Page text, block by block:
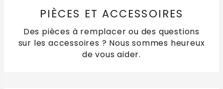
PIÈCES ET ACCESSOIRES
Des pièces à remplacer ou des questions
sur les accessoires ? Nous sommes heureux
de vous aider.